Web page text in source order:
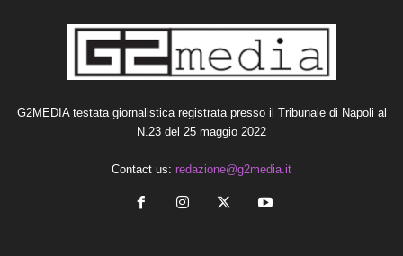
G2MEDIA testata giornalistica registrata presso il Tribunale di Napoli al
N.23 del 25 maggio 2022
Contact us: redazione@g2media.it